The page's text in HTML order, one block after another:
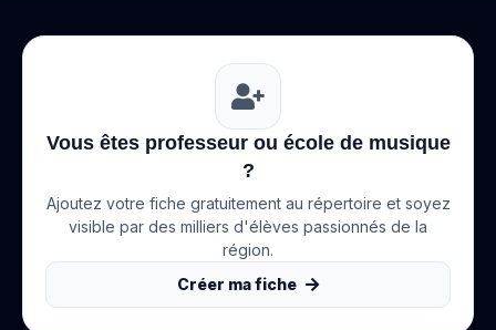
Vous êtes professeur ou école de musique
?
Ajoutez votre fiche gratuitement au répertoire et soyez
visible par des milliers d'élèves passionnés de la
région.
Créer ma fiche